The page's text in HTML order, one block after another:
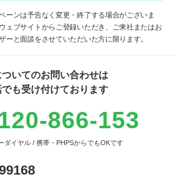
ーンは予告なく変更・終了する場合がございま
ェブサイトからご登録いただき、ご来社またはお
ーと面談をさせていただいた方に限ります。
いてのお問い合わせは
でも受け付けております
866-153
ダイヤル / 携帯・PHPSからでもOKです